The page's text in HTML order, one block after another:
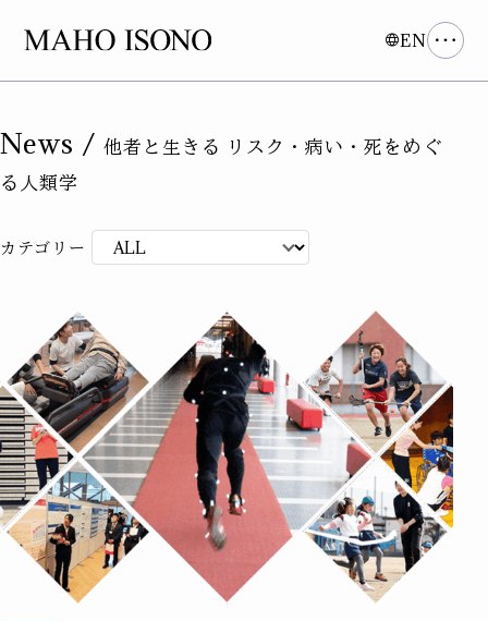
EN
News / 他者と生きる リスク・病い・死をめぐ
る人類学
カテゴリー